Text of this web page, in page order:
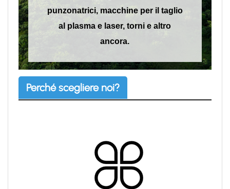
punzonatrici, macchine per il taglio
al plasma e laser, torni e altro
ancora.
Perché scegliere noi?